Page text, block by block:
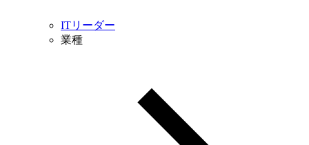
ITリーダー
業種